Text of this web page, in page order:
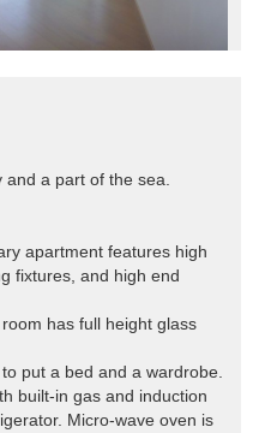
and a part of the sea.
apartment features high
fixtures, and high end
has full height glass
put a bed and a wardrobe.
built-in gas and induction
Micro-wave oven is